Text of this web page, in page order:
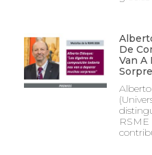
De
Van A
RSME